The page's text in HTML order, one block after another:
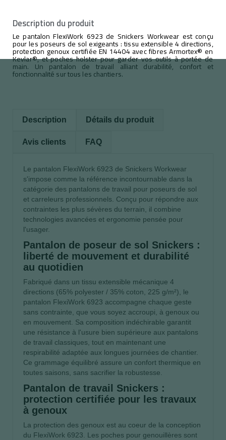
Description du produit
Le pantalon FlexiWork 6923 de Snickers Workwear est conçu
pour les poseurs de sol exigeants : tissu extensible 4 directions,
protection genoux certifiée EN 14404 avec fibres Armortex® en
Kevlar®, et poches holster pour garder vos outils à portée de
main. Un pantalon de travail alliant durabilité, confort et
fonctionnalité sur tous les chantiers.
Description Détails du produit
Avis clients FAQ
Le pantalon FlexiWork 6923 de Snickers Workwear
s'impose comme la référence incontournable dans la
catégorie des pantalons de travail pour poseurs de sol
et carreleurs professionnels. Conçu pour répondre aux
contraintes les plus sévères du terrain, il combine
technologies avancées et ergonomie pensée pour
l'usager.
Pantalon de poseur de sol Snickers :
liberté de mouvement et durabilité
au quotidien
Fabriqué dans un tissu extensible mécanique 4
directions (65% polyester / 35% coton, 225 g/m²), le
pantalon FlexiWork 6923 accompagne chaque geste
sans contrainte, que vous soyez accroupi, à genoux ou
en mouvement. Sa composition indéchirable garantit
une résistance à l'usure bien supérieure aux pantalons
de travail classiques, tout en maintenant une
respirabilité adaptée aux longues journées de chantier.
Ce grammage équilibré assure un confort thermique en
toutes saisons, sans sacrifier la robustesse.
Pantalon de travail Snickers :
protection certifiée pour les travaux
à genoux
La protection des genoux est au coeur de la conception
du FlexiWork 6923. Les poches pour genouillères sont